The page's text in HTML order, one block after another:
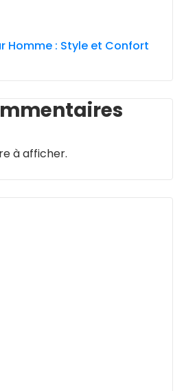
Homme : Style et Confort
à afficher.